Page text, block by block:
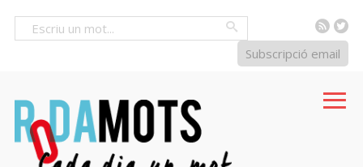
RSS
Subscripció email